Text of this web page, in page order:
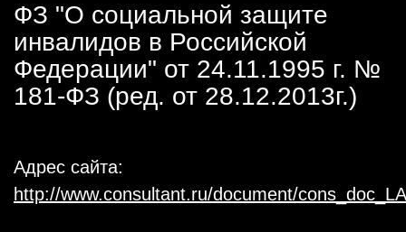
ФЗ "О социальной защите
инвалидов в Российской
Федерации" от 24.11.1995 г. №
181-ФЗ (ред. от 28.12.2013г.)
Адрес сайта:
http://www.consultant.ru/document/